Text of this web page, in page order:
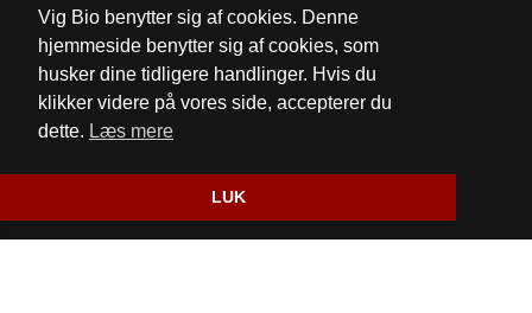
Vig Bio benytter sig af cookies. Denne
hjemmeside benytter sig af cookies, som
husker dine tidligere handlinger. Hvis du
klikker videre på vores side, accepterer du
dette. Læs mere
LUK
Telefon: 59 31 52 46
Email: kontakt@vigbio.dk
Cookie- og privatlivspolitik